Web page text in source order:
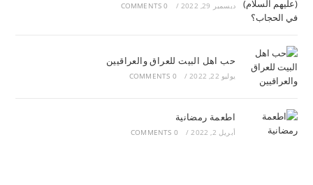
ديسمبر 29, 2022 /
0 COMMENTS
حب اهل البيت للعراق والعراقيين
يوليو 22, 2022 /
0 COMMENTS
اطعمة رمضانية
أبريل 2, 2022 /
0 COMMENTS